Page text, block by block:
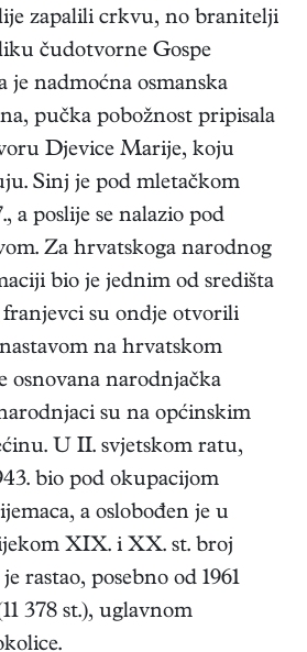
zapalili crkvu, no branitelji
čudotvorne Gospe
je nadmoćna osmanska
pučka pobožnost pripisala
Djevice Marije, koju
Sinj je pod mletačkom
a poslije se nalazio pod
Za hrvatskoga narodnog
bio je jednim od središta
franjevci su ondje otvorili
na hrvatskom
osnovana narodnjačka
su na općinskim
U II. svjetskom ratu,
bio pod okupacijom
a oslobođen je u
XIX. i XX. st. broj
rastao, posebno od 1961
378 st.), uglavnom